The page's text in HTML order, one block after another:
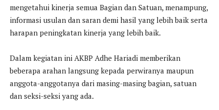
mengetahui kinerja semua Bagian dan Satuan, menampung,
informasi usulan dan saran demi hasil yang lebih baik serta
harapan peningkatan kinerja yang lebih baik.
Dalam kegiatan ini AKBP Adhe Hariadi memberikan
beberapa arahan langsung kepada perwiranya maupun
anggota-anggotanya dari masing-masing bagian, satuan
dan seksi-seksi yang ada.